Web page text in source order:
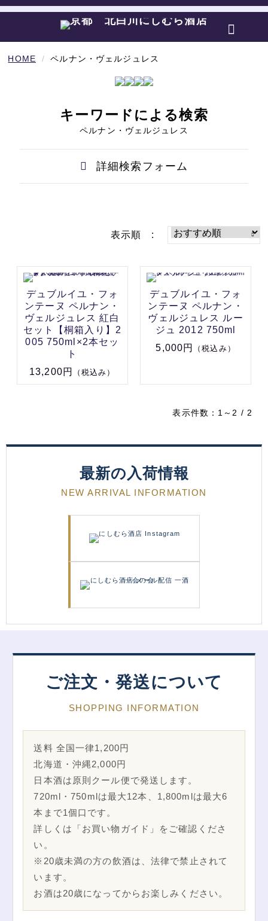
HOME ペルナン・ヴェルジュレス
キーワードによる検索
ペルナン・ヴェルジュレス
詳細検索フォーム
表示順 :
デュブルイユ・フォ
ンテーヌ ペルナン・
ヴェルジュレス 紅白
セット【桐箱入り】2
005 750ml×2本セッ
ト
13,200円
（税込み）
デュブルイユ・フォ
ンテーヌ ペルナン・
ヴェルジュレス ルー
ジュ 2012 750ml
5,000円
（税込み）
表示件数：1～2 / 2
最新の入荷情報
NEW ARRIVAL INFORMATION
ご注文・発送について
SHOPPING INFORMATION
送料 全国一律1,200円
北海道・沖縄2,000円
日本酒は原則クール便で発送します。
720ml・750mlは最大12本、1,800mlは最大6
本まで1個口です。
詳しくは「お買い物ガイド」をご確認くださ
い。
※20歳未満の方の飲酒は、法律で禁止されて
います。
お酒は20歳になってからお楽しみください。